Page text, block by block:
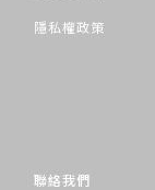
隱私權政策
聯絡我們